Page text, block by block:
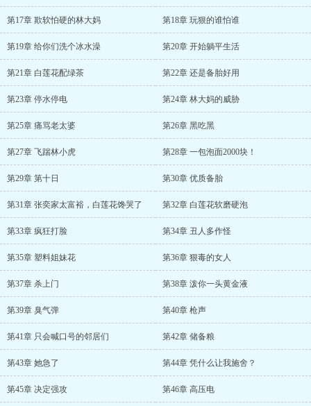
第17章 欺软怕硬的林大妈 第18章 玩狠的谁怕谁
第19章 给你们洗个冰水澡 第20章 开始躺平生活
第21章 白莲花配绿茶 第22章 还是备胎好用
第23章 停水停电 第24章 林大妈的威胁
第25章 痛骂老太婆 第26章 黑吃黑
第27章 飞踹林小虎 第28章 一包泡面2000块！
第29章 第十日 第30章 优质备胎
第31章 张奕家太富裕，白莲花馋哭了 第32章 白莲花软磨硬泡
第33章 疯狂打脸 第34章 丑人多作怪
第35章 塑料姐妹花 第36章 狠毒的女人
第37章 杀上门 第38章 泼你一头黄金液
第39章 臭气弹 第40章 枪声
第41章 只会喊口号的邻居们 第42章 储备粮
第43章 她急了 第44章 凭什么让我施舍？
第45章 决定强攻 第46章 高压电